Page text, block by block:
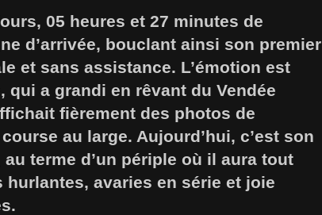
05 heures et 27 minutes de
d’arrivée, bouclant ainsi son premier
et sans assistance. L’émotion est
a grandi en rêvant du Vendée
fièrement des photos de
au large. Aujourd’hui, c’est son
terme d’un périple où il aura tout
avaries en série et joie